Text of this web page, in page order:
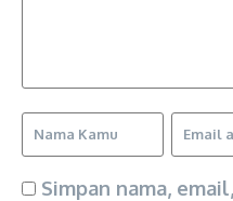
Simpan nama,